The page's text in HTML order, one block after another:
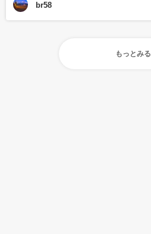
br58
もっとみる